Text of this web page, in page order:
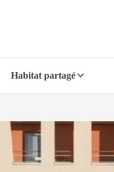
Habitat partagé